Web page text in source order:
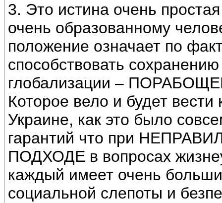
3. Это истина очень
очень образованному
положение означает по
способствовать
глобализации –
Которое вело и будет
Украине, как это было
гарантий что при
ПОДХОДЕ в вопросах
каждый имеет очень
социальной слепоты и